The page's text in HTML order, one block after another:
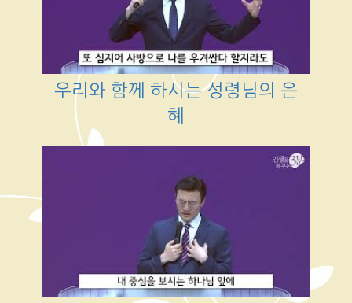
우리와 함께 하시는 성령님의 은
혜